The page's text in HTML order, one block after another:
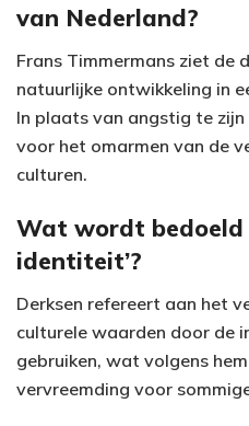
van Nederland?
Frans Timmermans ziet de
natuurlijke ontwikkeling in
In plaats van angstig te
voor het omarmen van de
culturen.
Wat wordt bedoeld
identiteit’?
Derksen refereert aan het
culturele waarden door de
gebruiken, wat volgens
vervreemding voor